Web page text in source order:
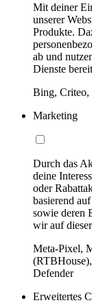
Mit deiner
unserer
Produkte.
ab und
Dienste
Bing, Criteo,
Marketing
Durch das
deine
oder
basierend
sowie deren
wir auf
Meta-Pixel,
Defender
Erweitertes